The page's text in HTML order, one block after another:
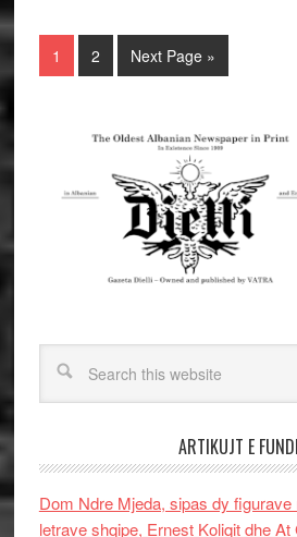
1 2 Next Page »
ARTIKUJT E
Dom Ndre Mjeda, sipas dy
letrave shqipe, Ernest Koliqit dhe At